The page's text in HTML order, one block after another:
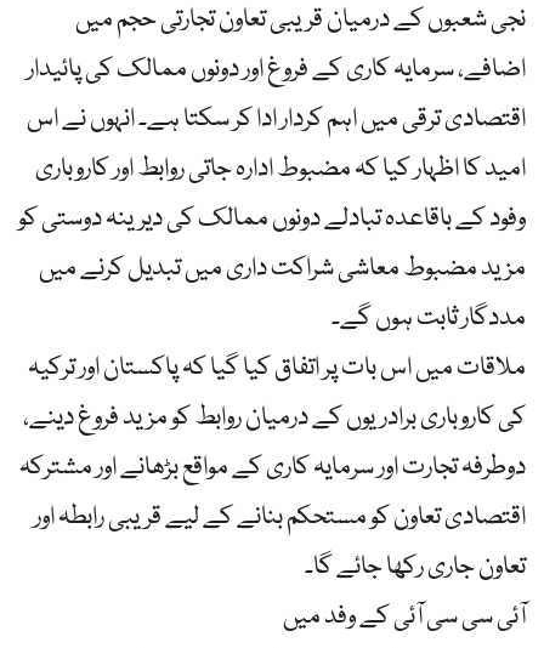
نجی شعبوں کے درمیان قریبی تعاون تجارتی حجم میں
اضافے، سرمایہ کاری کے فروغ اور دونوں ممالک کی پائیدار
اقتصادی ترقی میں اہم کردار ادا کر سکتا ہے۔ انہوں نے اس
امید کا اظہار کیا کہ مضبوط ادارہ جاتی روابط اور کاروباری
وفود کے باقاعدہ تبادلے دونوں ممالک کی دیرینہ دوستی کو
مزید مضبوط معاشی شراکت داری میں تبدیل کرنے میں
مددگار ثابت ہوں گے۔
ملاقات میں اس بات پر اتفاق کیا گیا کہ پاکستان اور ترکیہ
کی کاروباری برادریوں کے درمیان روابط کو مزید فروغ دینے،
دوطرفہ تجارت اور سرمایہ کاری کے مواقع بڑھانے اور مشترکہ
اقتصادی تعاون کو مستحکم بنانے کے لیے قریبی رابطہ اور
تعاون جاری رکھا جائے گا۔
آئی سی سی آئی کے وفد میں